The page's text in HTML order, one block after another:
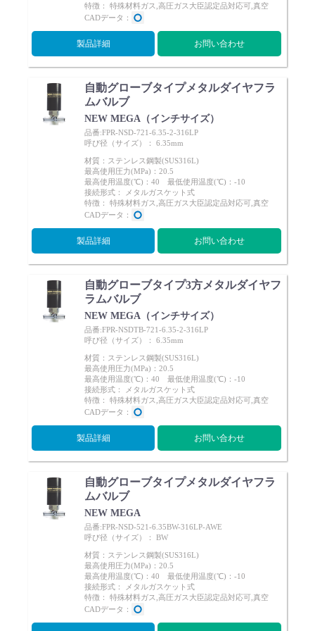
特徴： 特殊材料ガス,高圧ガス大臣認定品対応可,真空
CADデータ：
製品詳細 お問い合わせ
自動グローブタイプメタルダイヤフラ
ムバルブ
NEW MEGA（インチサイズ）
品番:FPR-NSD-721-6.35-2-316LP
呼び径（サイズ）： 6.35mm
材質：ステンレス鋼製(SUS316L)
最高使用圧力(MPa)：20.5
最高使用温度(℃)：40 最低使用温度(℃)：-10
接続形式： メタルガスケット式
特徴： 特殊材料ガス,高圧ガス大臣認定品対応可,真空
CADデータ：
製品詳細 お問い合わせ
自動グローブタイプ3方メタルダイヤフ
ラムバルブ
NEW MEGA（インチサイズ）
品番:FPR-NSDTB-721-6.35-2-316LP
呼び径（サイズ）： 6.35mm
材質：ステンレス鋼製(SUS316L)
最高使用圧力(MPa)：20.5
最高使用温度(℃)：40 最低使用温度(℃)：-10
接続形式： メタルガスケット式
特徴： 特殊材料ガス,高圧ガス大臣認定品対応可,真空
CADデータ：
製品詳細 お問い合わせ
自動グローブタイプメタルダイヤフラ
ムバルブ
NEW MEGA
品番:FPR-NSD-521-6.35BW-316LP-AWE
呼び径（サイズ）： BW
材質：ステンレス鋼製(SUS316L)
最高使用圧力(MPa)：20.5
最高使用温度(℃)：40 最低使用温度(℃)：-10
接続形式： メタルガスケット式
特徴： 特殊材料ガス,高圧ガス大臣認定品対応可,真空
CADデータ：